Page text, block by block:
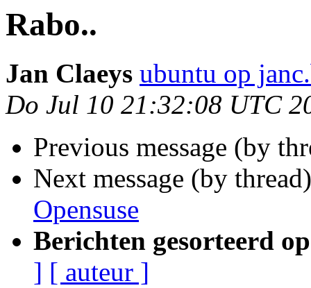
Rabo..
Jan Claeys ubuntu op
Do Jul 10 21:32:08 UTC
Previous message (by
Next message (by
Opensuse
Berichten gesorteerd
] [ auteur ]